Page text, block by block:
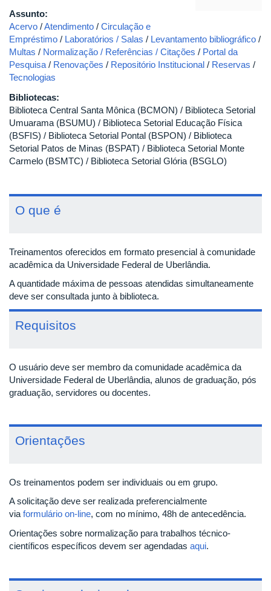
Assunto:
Acervo /Atendimento / Circulação e
Empréstimo / Laboratórios / Salas / Levantamento bibliográfico /
Multas / Normalização / Referências / Citações / Portal da
Pesquisa / Renovações / Repositório Institucional / Reservas /
Tecnologias
Bibliotecas:
Biblioteca Central Santa Mônica (BCMON) / Biblioteca Setorial
Umuarama (BSUMU) / Biblioteca Setorial Educação Física
(BSFIS) / Biblioteca Setorial Pontal (BSPON) / Biblioteca
Setorial Patos de Minas (BSPAT) / Biblioteca Setorial Monte
Carmelo (BSMTC) / Biblioteca Setorial Glória (BSGLO)
O que é
Treinamentos oferecidos em formato presencial à comunidade
acadêmica da Universidade Federal de Uberlândia.
A quantidade máxima de pessoas atendidas simultaneamente
deve ser consultada junto à biblioteca.
Requisitos
O usuário deve ser membro da comunidade acadêmica da
Universidade Federal de Uberlândia, alunos de graduação, pós
graduação, servidores ou docentes.
Orientações
Os treinamentos podem ser individuais ou em grupo.
A solicitação deve ser realizada preferencialmente
via formulário on-line, com no mínimo, 48h de antecedência.
Orientações sobre normalização para trabalhos técnico-
científicos específicos devem ser agendadas aqui.